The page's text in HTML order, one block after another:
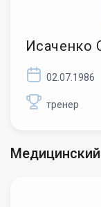
Исаченко
02.07.1986
тренер